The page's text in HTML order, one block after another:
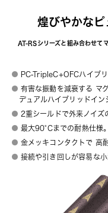
煌びやかな
AT-RSシリーズと組み合わせて
PC-TripleC+OFCハイブ
有害な振動を減衰する マ
デュアルハイブリッドイン
2重シールドで外来ノイズ
最大90°Cまでの耐熱仕様。
金メッキコンタクトで 高
接続や引き回しが容易な小